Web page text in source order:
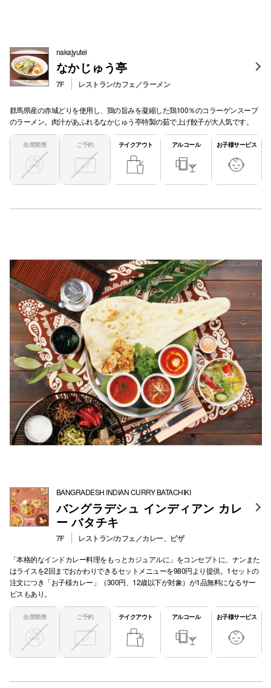
nakajyutei
なかじゅう亭
7F レストラン/カフェ／ラーメン
群馬県産の赤城どりを使用し、鶏の旨みを凝縮した鶏100％のコラーゲンスープ
のラーメン。肉汁があふれるなかじゅう亭特製の茹で上げ餃子が大人気です。
全席禁煙 ご予約 テイクアウト アルコール お子様サービス
BANGRADESH INDIAN CURRY BATACHIKI
バングラデシュ インディアン カレ
ー バタチキ
7F レストラン/カフェ／カレー、ピザ
「本格的なインドカレー料理をもっとカジュアルに」をコンセプトに、ナンまた
はライスを2回までおかわりできるセットメニューを980円より提供。1セットの
注文につき「お子様カレー」（300円、12歳以下が対象）が1品無料になるサー
ビスもあり。
全席禁煙 ご予約 テイクアウト アルコール お子様サービス